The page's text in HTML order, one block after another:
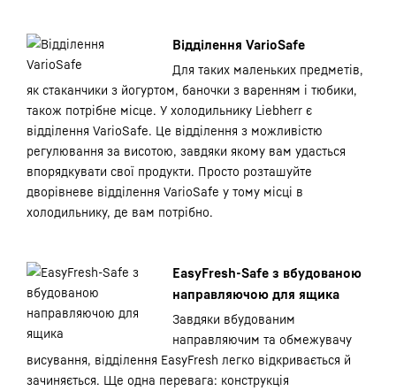
Відділення VarioSafe
Для таких маленьких предметів,
як стаканчики з йогуртом, баночки з варенням і тюбики,
також потрібне місце. У холодильнику Liebherr є
відділення VarioSafe. Це відділення з можливістю
регулювання за висотою, завдяки якому вам удасться
впорядкувати свої продукти. Просто розташуйте
дворівневе відділення VarioSafe у тому місці в
холодильнику, де вам потрібно.
EasyFresh-Safe з вбудованою
направляючою для ящика
Завдяки вбудованим
направляючим та обмежувачу
висування, відділення EasyFresh легко відкривається й
зачиняється. Ще одна перевага: конструкція